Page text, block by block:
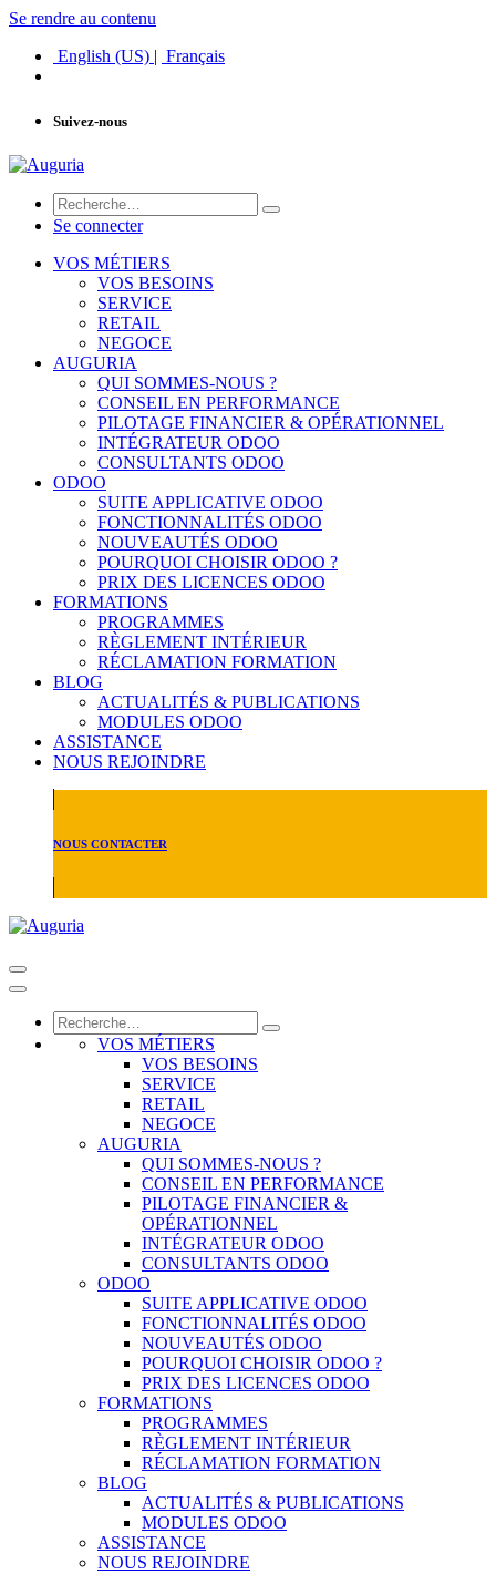
Se rendre au contenu
English (US) | Français
Suivez-nous
Se connecter
VOS MÉTIERS
VOS BESOINS
SERVICE
RETAIL
NEGOCE
AUGURIA
QUI SOMMES-NOUS ?
CONSEIL EN PERFORMANCE
PILOTAGE FINANCIER & OPÉRATIONNEL
INTÉGRATEUR ODOO
CONSULTANTS ODOO
ODOO
SUITE APPLICATIVE ODOO
FONCTIONNALITÉS ODOO
NOUVEAUTÉS ODOO
POURQUOI CHOISIR ODOO ?
PRIX DES LICENCES ODOO
FORMATIONS
PROGRAMMES
RÈGLEMENT INTÉRIEUR
RÉCLAMATION FORMATION
BLOG
ACTUALITÉS & PUBLICATIONS
MODULES ODOO
ASSISTANCE
NOUS REJOINDRE
NOUS CONTACTER
VOS MÉTIERS
VOS BESOINS
SERVICE
RETAIL
NEGOCE
AUGURIA
QUI SOMMES-NOUS ?
CONSEIL EN PERFORMANCE
PILOTAGE FINANCIER &
OPÉRATIONNEL
INTÉGRATEUR ODOO
CONSULTANTS ODOO
ODOO
SUITE APPLICATIVE ODOO
FONCTIONNALITÉS ODOO
NOUVEAUTÉS ODOO
POURQUOI CHOISIR ODOO ?
PRIX DES LICENCES ODOO
FORMATIONS
PROGRAMMES
RÈGLEMENT INTÉRIEUR
RÉCLAMATION FORMATION
BLOG
ACTUALITÉS & PUBLICATIONS
MODULES ODOO
ASSISTANCE
NOUS REJOINDRE